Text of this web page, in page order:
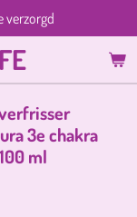
verzorgd
3e chakra
ml